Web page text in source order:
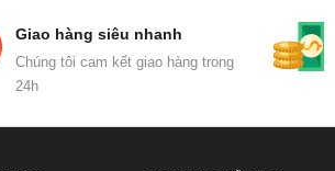
Giao hàng siêu nhanh
Chúng tôi cam kết giao hàng trong
24h